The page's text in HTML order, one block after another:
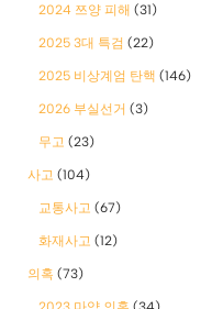
2024 쯔양 피해 (31)
2025 3대 특검 (22)
2025 비상계엄 탄핵 (146)
2026 부실선거 (3)
무고 (23)
사고 (104)
교통사고 (67)
화재사고 (12)
의혹 (73)